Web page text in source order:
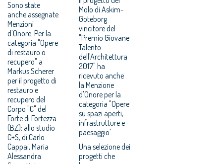
Sono state
anche assegnate
Menzioni
d'Onore. Per la
categoria "Opere
di restauro o
recupero" a
Markus Scherer
per il progetto di
restauro e
recupero del
Corpo "C" del
Forte di Fortezza
(BZ); allo studio
C+S, di Carlo
Cappai, Maria
Alessandra
Molo di Askim-
Goteborg
vincitore del
"Premio Giovane
Talento
dell'Architettura
2017" ha
ricevuto anche
la Menzione
d'Onore per la
categoria "Opere
su spazi aperti,
infrastrutture e
paesaggio'.
Una selezione dei
progetti che